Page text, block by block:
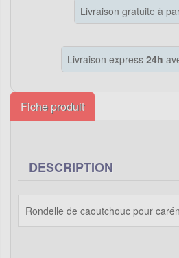
Livraison gratuite à
Livraison express 24h
Fiche produit
DESCRIPTION
Rondelle de caoutchouc pour